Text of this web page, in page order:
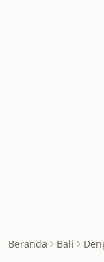
Beranda Bali